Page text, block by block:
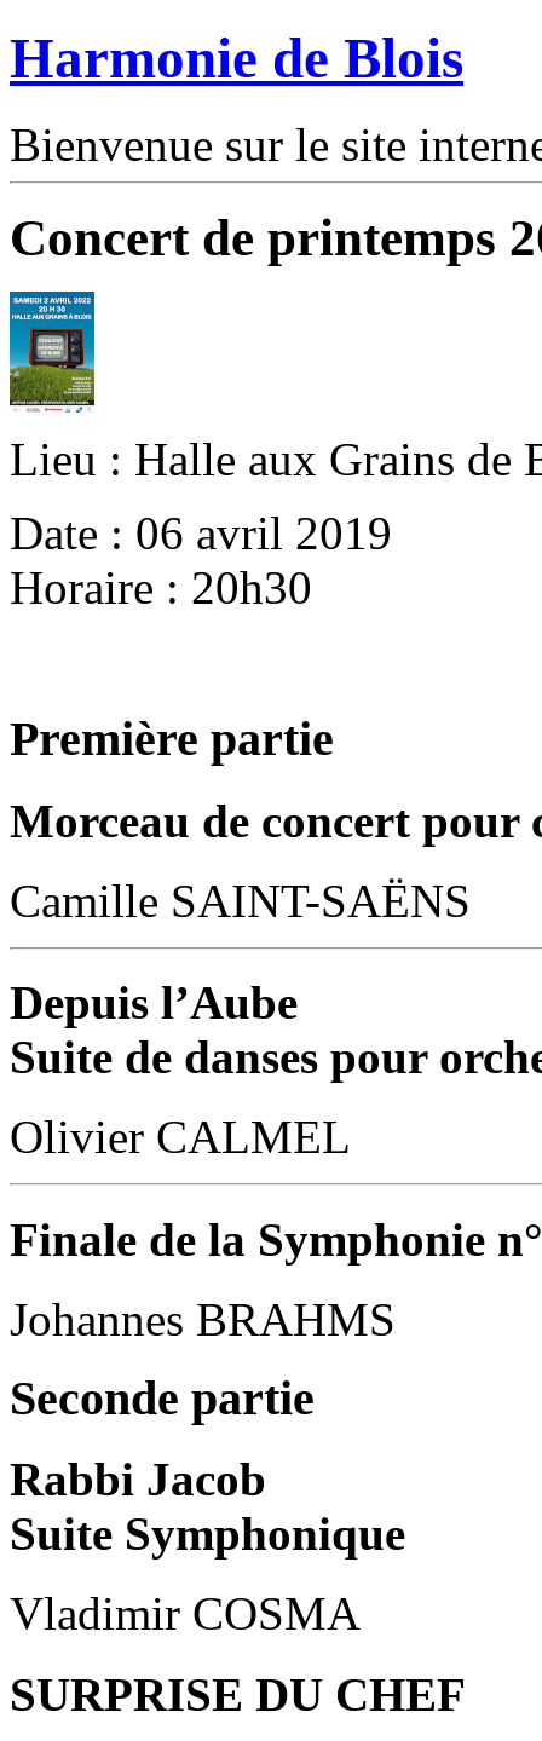
Harmonie de Blois
Bienvenue sur le site
Concert de printemps
Lieu : Halle aux Grains de
Date : 06 avril 2019
Horaire : 20h30
Première partie
Morceau de concert pour
Camille SAINT-SAËNS
Depuis l’Aube
Suite de danses pour
Olivier CALMEL
Finale de la Symphonie
Johannes BRAHMS
Seconde partie
Rabbi Jacob
Suite Symphonique
Vladimir COSMA
SURPRISE DU CHEF